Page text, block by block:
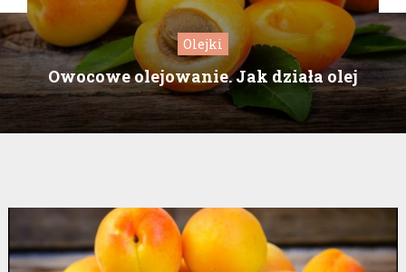
Olejki
Owocowe olejowanie. Jak działa olej
morelowy? Które produkty do włosów są
najlepsze?